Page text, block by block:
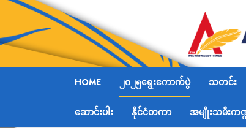
HOME ၂၀၂၅ရွေးကောက်ပွဲ သတင်း
ဆောင်းပါး နိုင်ငံတကာ အမျိုးသမီးက